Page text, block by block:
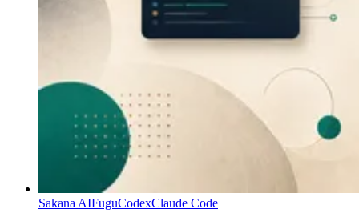
Sakana AIFuguCodexClaude Code